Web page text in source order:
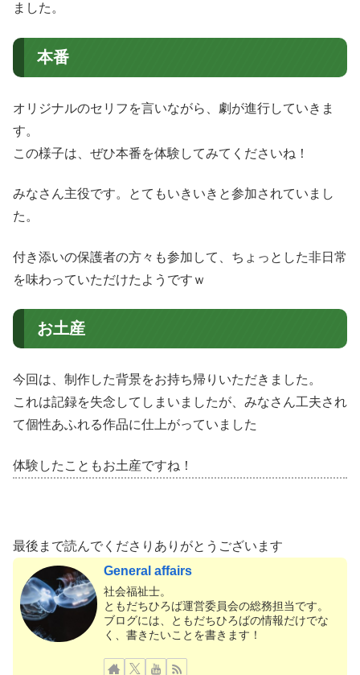
ました。
本番
オリジナルのセリフを言いながら、劇が進行していきま
す。
この様子は、ぜひ本番を体験してみてくださいね！
みなさん主役です。とてもいきいきと参加されていまし
た。
付き添いの保護者の方々も参加して、ちょっとした非日常
を味わっていただけたようですｗ
お土産
今回は、制作した背景をお持ち帰りいただきました。
これは記録を失念してしまいましたが、みなさん工夫され
て個性あふれる作品に仕上がっていました
体験したこともお土産ですね！
最後まで読んでくださりありがとうございます
General affairs
社会福祉士。
ともだちひろば運営委員会の総務担当です。
ブログには、ともだちひろばの情報だけでな
く、書きたいことを書きます！